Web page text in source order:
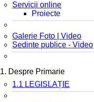
Servicii online
Proiecte
Galerie Foto | Video
Sedinte publice - Video
1. Despre Primarie
1.1 LEGISLAȚIE